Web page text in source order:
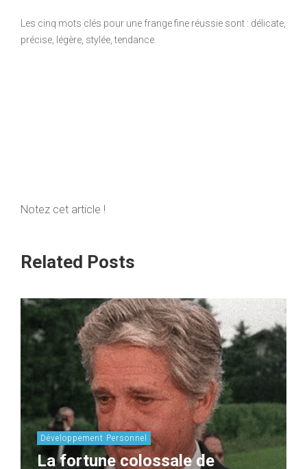
Les cinq mots clés pour une frange fine réussie sont : délicate,
précise, légère, stylée, tendance.
Notez cet article !
Related Posts
Développement Personnel
La fortune colossale de